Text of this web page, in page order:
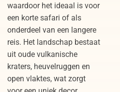
waardoor het ideaal is voor
een korte safari of als
onderdeel van een langere
reis. Het landschap bestaat
uit oude vulkanische
kraters, heuvelruggen en
open vlaktes, wat zorgt